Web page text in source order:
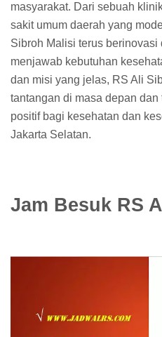
masyarakat. Dari sebuah
sakit umum daerah yang
Sibroh Malisi terus berinovasi
menjawab kebutuhan
dan misi yang jelas, RS Ali
tantangan di masa depan
positif bagi kesehatan dan
Jakarta Selatan.
Jam Besuk RS